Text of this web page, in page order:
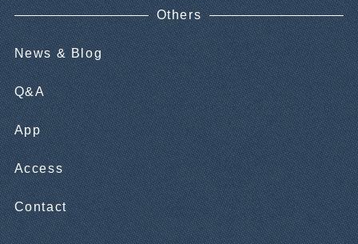
Others
News & Blog
Q&A
App
Access
Contact